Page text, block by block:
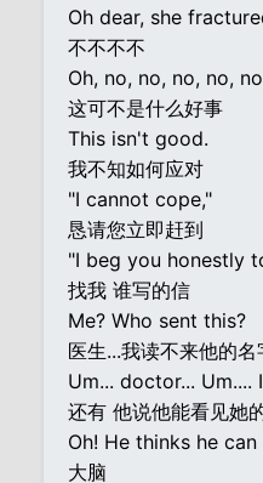
Oh dear, she
不不不不
Oh, no, no, no, no,
这可不是什么好事
This isn't good.
我不知如何应对
"I cannot cope,"
恳请您立即赶到
"I beg you honestly
找我 谁写的信
Me? Who sent this?
医生...我读不来他的名
Um... doctor... Um....
还有 他说他能看见她
Oh! He thinks he can
大脑